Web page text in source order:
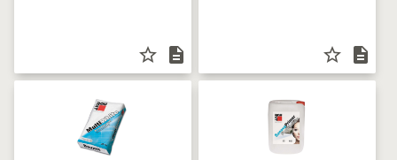
star_border description star_border description